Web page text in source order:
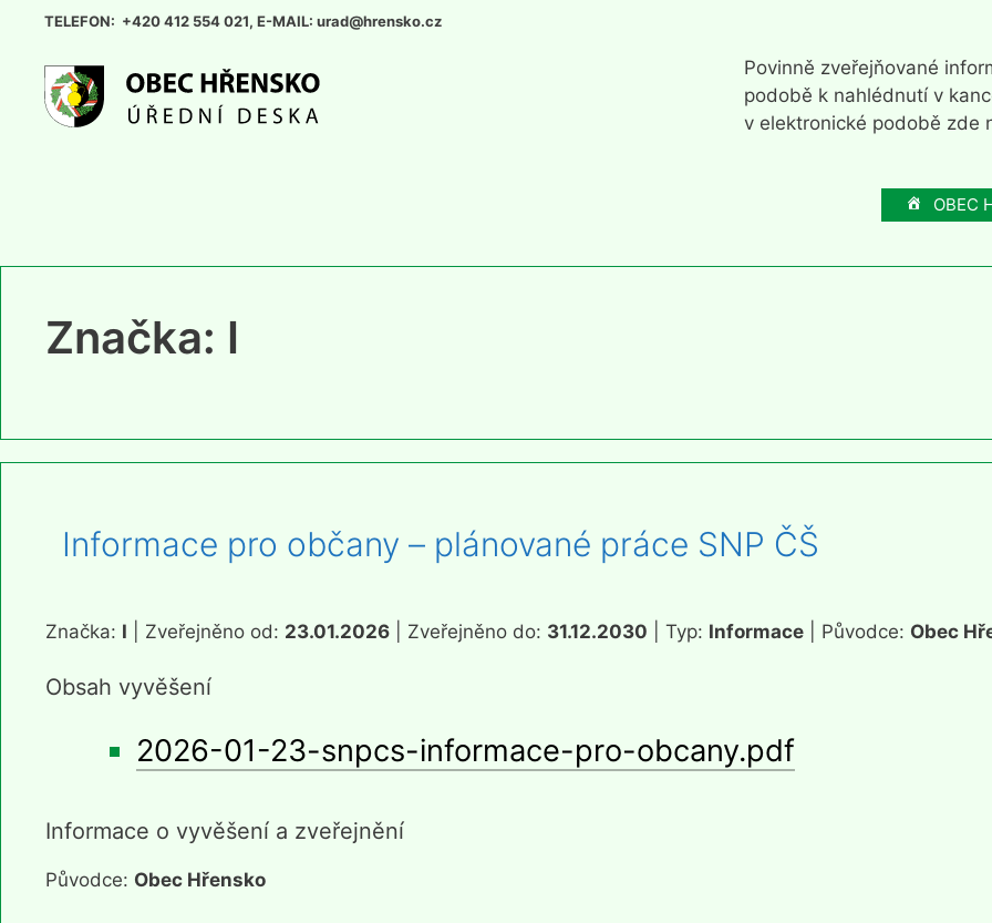
Přeskočit
obsah
TELEFON: +420 412 554 021, E-MAIL: urad@hrensko.cz
Povinně zveřejňované
podobě k nahlédnutí v
v elektronické podobě zde
OBEC
Značka: I
Informace pro občany – plánované práce SNP ČŠ
Značka: I | Zveřejněno od: 23.01.2026 | Zveřejněno do: 31.12.2030 | Typ: Informace | Původce: Obec
Obsah vyvěšení
2026-01-23-snpcs-informace-pro-obcany.pdf
Informace o vyvěšení a zveřejnění
Původce: Obec Hřensko